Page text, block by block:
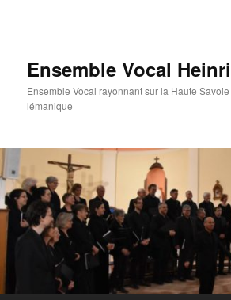
Ensemble Vocal
Ensemble Vocal rayonnant sur la Haute
lémanique